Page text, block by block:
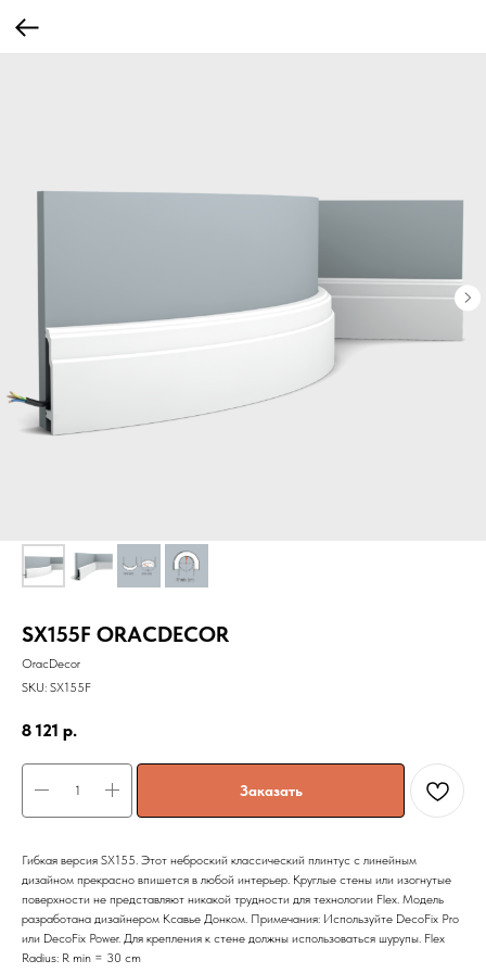
SX155F ORACDECOR
OracDecor
SKU: SX155F
8 121 р.
Заказать
Гибкая версия SX155. Этот неброский классический плинтус с линейным
дизайном прекрасно впишется в любой интерьер. Круглые стены или изогнутые
поверхности не представляют никакой трудности для технологии Flex. Модель
разработана дизайнером Ксавье Донком. Примечания: Используйте DecoFix Pro
или DecoFix Power. Для крепления к стене должны использоваться шурупы. Flex
Radius: R min = 30 cm